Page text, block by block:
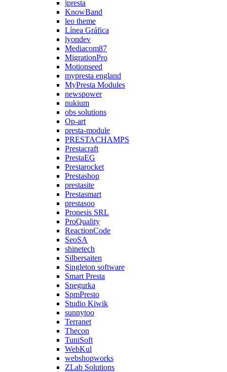
jpresta
KnowBand
leo theme
Línea Gráfica
lyondev
Mediacom87
MigrationPro
Motionseed
mypresta england
MyPresta Modules
newspower
nukium
obs solutions
Op-art
presta-module
PRESTACHAMPS
Prestacraft
PrestaEG
Prestarocket
Prestashop
prestasite
Prestasmart
prestasoo
Pronesis SRL
ProQuality
ReactionCode
SeoSA
shinetech
Silbersaiten
Singleton software
Smart Presta
Snegurka
SpmPresto
Studio Kiwik
sunnytoo
Terranet
Thecon
TuniSoft
WebKul
webshopworks
ZLab Solutions